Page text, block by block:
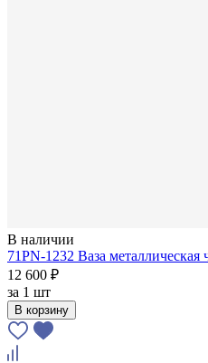
В наличии
71PN-1232 Ваза
12 600 ₽
за 1 шт
В корзину